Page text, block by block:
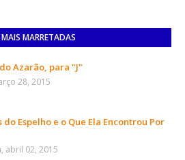
MARRETADAS
Azarão, para "J"
28, 2015
do Espelho e o Que Ela Encontrou Por
abril 02, 2015